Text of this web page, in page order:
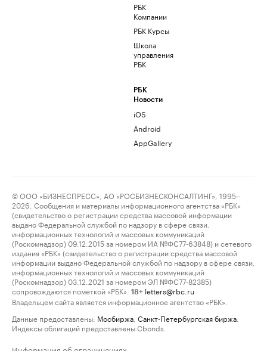
РБК
Компании
РБК Курсы
Школа
управления
РБК
РБК
Новости
iOS
Android
AppGallery
© ООО «БИЗНЕСПРЕСС», АО «РОСБИЗНЕСКОНСАЛТИНГ», 1995–
2026. Сообщения и материалы информационного агентства «РБК»
(свидетельство о регистрации средства массовой информации
выдано Федеральной службой по надзору в сфере связи,
информационных технологий и массовых коммуникаций
(Роскомнадзор) 09.12.2015 за номером ИА №ФС77-63848) и сетевого
издания «РБК» (свидетельство о регистрации средства массовой
информации выдано Федеральной службой по надзору в сфере связи,
информационных технологий и массовых коммуникаций
(Роскомнадзор) 03.12.2021 за номером ЭЛ №ФС77-82385)
сопровождаются пометкой «РБК».
18+ letters@rbc.ru
Владельцем сайта является информационное агентство «РБК».
Данные предоставлены: Мосбиржа Санкт-Петербургская биржа
Индексы облигаций предоставлены Cbonds.